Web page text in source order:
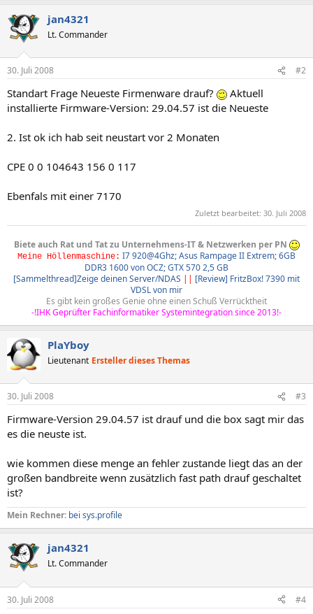
jan4321
Lt. Commander
30. Juli 2008 #2
Standart Frage Neueste Firmenware drauf?
Aktuell
installierte Firmware-Version: 29.04.57 ist die Neueste
2. Ist ok ich hab seit neustart vor 2 Monaten
CPE 0 0 104643 156 0 117
Ebenfals mit einer 7170
Zuletzt bearbeitet: 30. Juli 2008
Biete auch Rat und Tat zu Unternehmens-IT & Netzwerken per PN
Meine Höllenmaschine: I7 920@4Ghz; Asus Rampage II Extrem; 6GB
DDR3 1600 von OCZ; GTX 570 2,5 GB
[Sammelthread]Zeige deinen Server/NDAS || [Review] FritzBox! 7390 mit
VDSL von mir
Es gibt kein großes Genie ohne einen Schuß Verrücktheit​
-!IHK Geprüfter Fachinformatiker Systemintegration since 2013!-
PlaYboy
Lieutenant Ersteller dieses Themas
30. Juli 2008 #3
Firmware-Version 29.04.57 ist drauf und die box sagt mir das
es die neuste ist.
wie kommen diese menge an fehler zustande liegt das an der
großen bandbreite wenn zusätzlich fast path drauf geschaltet
ist?
Mein Rechner: bei sys.profile
jan4321
Lt. Commander
30. Juli 2008 #4